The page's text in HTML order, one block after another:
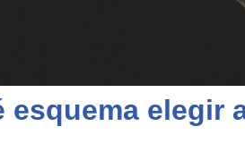
esquema elegir